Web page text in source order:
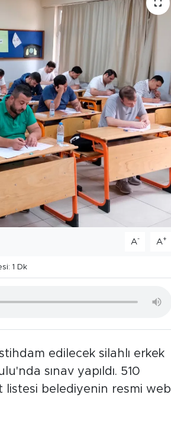
A- A+
1 Dk
edilecek silahlı erkek
sınav yapıldı. 510
listesi belediyenin resmi web